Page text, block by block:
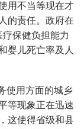
用不当等现在才
的责任。政府在
保健负担能力
婴儿死亡率及人
使用方面的城乡
等现象正在迅速
这使得省级和县